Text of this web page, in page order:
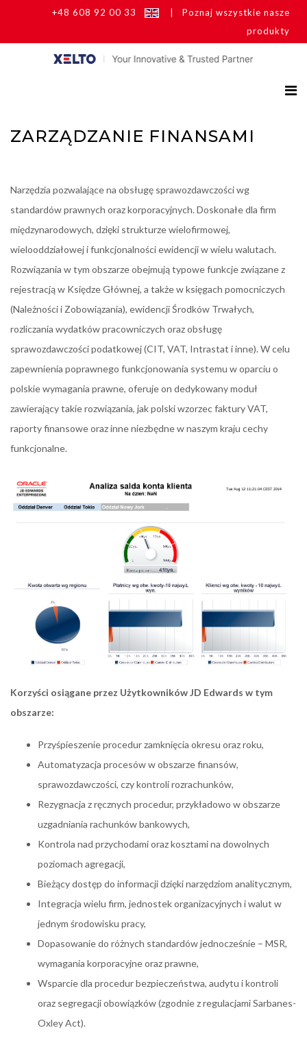
+48 608 92 00 33
Poznaj wszystkie nasze
produkty
ZARZĄDZANIE FINANSAMI
Narzędzia pozwalające na obsługę sprawozdawczości wg
standardów prawnych oraz korporacyjnych. Doskonałe dla firm
międzynarodowych, dzięki strukturze wielofirmowej,
wielooddziałowej i funkcjonalności ewidencji w wielu walutach.
Rozwiązania w tym obszarze obejmują typowe funkcje związane z
rejestracją w Księdze Głównej, a także w księgach pomocniczych
(Należności i Zobowiązania), ewidencji Środków Trwałych,
rozliczania wydatków pracowniczych oraz obsługę
sprawozdawczości podatkowej (CIT, VAT, Intrastat i inne). W celu
zapewnienia poprawnego funkcjonowania systemu w oparciu o
polskie wymagania prawne, oferuje on dedykowany moduł
zawierający takie rozwiązania, jak polski wzorzec faktury VAT,
raporty finansowe oraz inne niezbędne w naszym kraju cechy
funkcjonalne.
Korzyści osiągane przez Użytkowników JD Edwards w tym
obszarze:
Przyśpieszenie procedur zamknięcia okresu oraz roku,
Automatyzacja procesów w obszarze finansów,
sprawozdawczości, czy kontroli rozrachunków,
Rezygnacja z ręcznych procedur, przykładowo w obszarze
uzgadniania rachunków bankowych,
Kontrola nad przychodami oraz kosztami na dowolnych
poziomach agregacji,
Bieżący dostęp do informacji dzięki narzędziom analitycznym,
Integracja wielu firm, jednostek organizacyjnych i walut w
jednym środowisku pracy,
Dopasowanie do różnych standardów jednocześnie – MSR,
wymagania korporacyjne oraz prawne,
Wsparcie dla procedur bezpieczeństwa, audytu i kontroli
oraz segregacji obowiązków (zgodnie z regulacjami Sarbanes-
Oxley Act).